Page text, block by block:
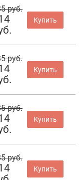
руб.
Купить
руб.
Купить
руб.
Купить
руб.
Купить